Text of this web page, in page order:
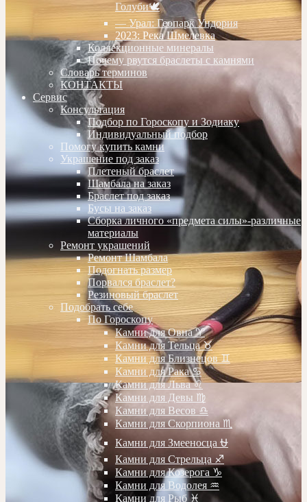
Голуби🕊
— Урал: Геопарк Ундория
2023: Река Шмелевка
Коллекционные минералы
Почему рвутся браслеты с камнями
Словарь терминов
КОНТАКТЫ
Сервис
Консультация
Подбор по Гороскопу и Зодиаку
Индивидуальный подбор
Помогу купить камни
Украшение под заказ
Плетеный браслет
Шамбала на заказ
Браслет под заказ
Бусы на заказ
Сборка личного «предмета силы»-различные
материалы
Ремонт украшений
Ремонт Шамбала
Подогнать размер
Порвался браслет?
Резиновый браслет
Подобрать себе
По Гороскопу
Камни для Овна ♈️
Камни для Тельца ♉️
Камни для Близнецов ♊️
Камни для Рака ♋️
Камни для Льва ♌️
Камни для Девы ♍️
Камни для Весов ♎️
Камни для Скорпиона ♏️
Камни для Змееносца ⛎
Камни для Стрельца ♐️
Камни для Козерога ♑️
Камни для Водолея ♒️
Камни для Рыб ♓️